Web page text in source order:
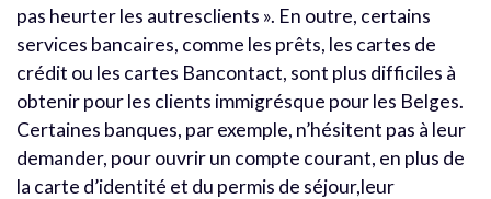
pas heurter les autresclients ». En outre, certains
services bancaires, comme les prêts, les cartes de
crédit ou les cartes Bancontact, sont plus difficiles à
obtenir pour les clients immigrésque pour les Belges.
Certaines banques, par exemple, n’hésitent pas à leur
demander, pour ouvrir un compte courant, en plus de
la carte d’identité et du permis de séjour,leur